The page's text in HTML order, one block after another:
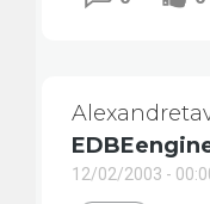
12/02/2003 -